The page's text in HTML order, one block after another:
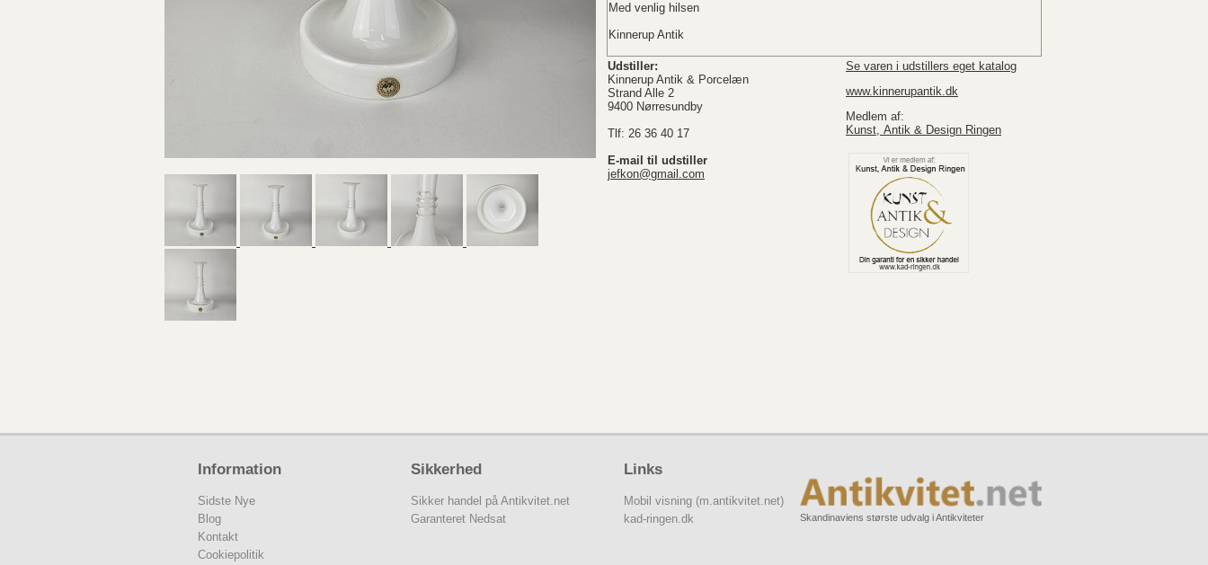
Med venlig hilsen
Kinnerup Antik
Udstiller:
Kinnerup Antik & Porcelæn
Strand Alle 2
9400 Nørresundby
Tlf: 26 36 40 17
E-mail til udstiller
jefkon@gmail.com
Se varen i udstillers eget katalog
www.kinnerupantik.dk
Medlem af:
Kunst, Antik & Design Ringen
Information
Sidste Nye
Blog
Kontakt
Cookiepolitik
Sikkerhed
Sikker handel på Antikvitet.net
Garanteret Nedsat
Links
Mobil visning (m.antikvitet.net)
kad-ringen.dk
Skandinaviens største udvalg i Antikviteter